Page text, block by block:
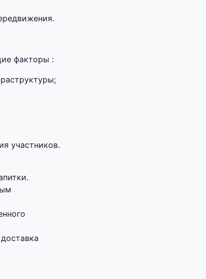
факторы :
участников.